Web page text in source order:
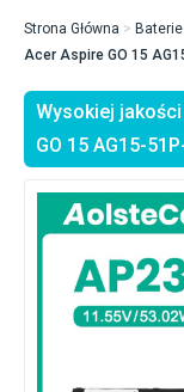
Strona Główna
Acer Aspire GO 15
Wysokiej
GO 15 AG15-